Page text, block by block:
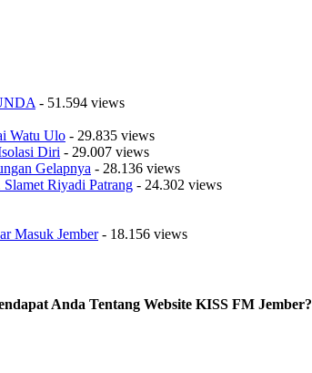
- 51.594 views
Watu Ulo - 29.835 views
Diri - 29.007 views
Gelapnya - 28.136 views
Riyadi Patrang - 24.302 views
Masuk Jember- 18.156 views
Anda Tentang Website KISS FM Jember?